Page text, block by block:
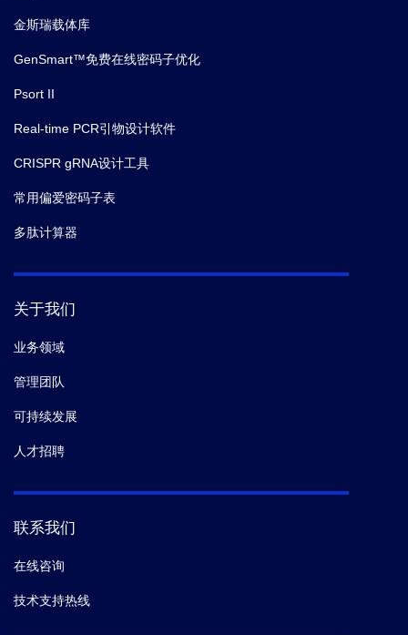
金斯瑞载体库
GenSmart™免费在线密码子优化
Psort II
Real-time PCR引物设计软件
CRISPR gRNA设计工具
常用偏爱密码子表
多肽计算器
关于我们
业务领域
管理团队
可持续发展
人才招聘
联系我们
在线咨询
技术支持热线